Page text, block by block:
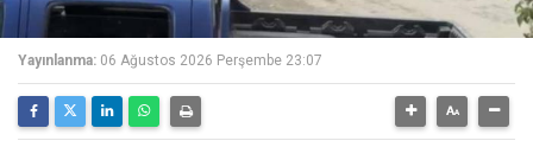
Yayınlanma: 06 Ağustos 2026 Perşembe 23:07